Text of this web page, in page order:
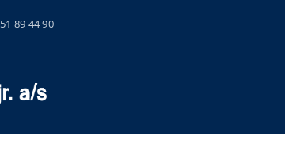
51 89 44 90